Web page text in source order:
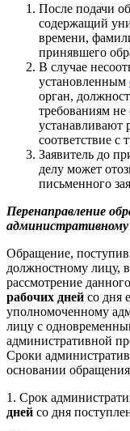
После подачи
содержащий
времени,
принявшего
В случае
установленным
орган,
требованиям не
устанавливают
соответствие с
Заявитель до
делу может
письменного
Перенаправление
административному
Обращение,
должностному лицу,
рассмотрение
рабочих дней со дня
уполномоченному
лицу с
административной
Сроки
основании обращения
1. Срок
дней со дня